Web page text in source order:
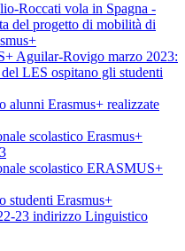
Roccati vola in Spagna -
del progetto di mobilità di
Aguilar-Rovigo marzo 2023:
LES ospitano gli studenti
alunni Erasmus+ realizzate
scolastico Erasmus+
scolastico ERASMUS+
studenti Erasmus+
23 indirizzo Linguistico